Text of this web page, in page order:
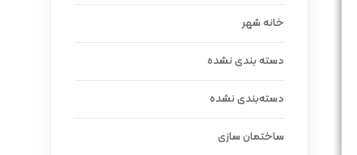
خانه شهر
دسته بندی نشده
دسته‌بندی نشده
ساختمان سازی